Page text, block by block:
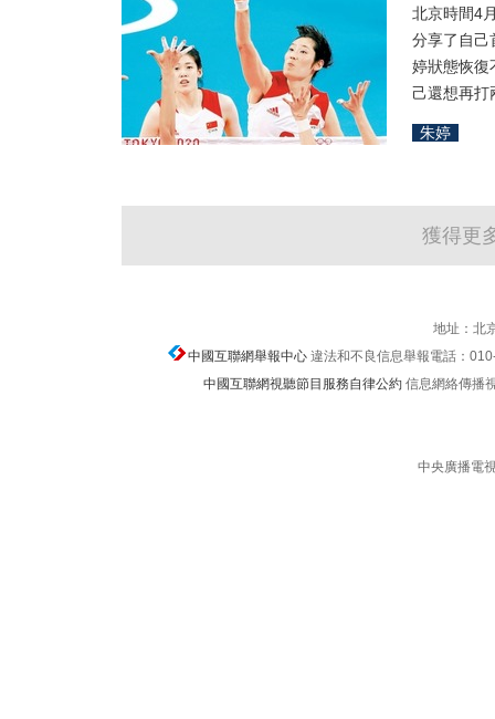
北京時間4
分享了自己
婷狀態恢復
己還想再打
朱婷
獲得更
地址：北
中國互聯網舉報中心違法和不良信息舉報電話：
中國互聯網視聽節目服務自律公約信息網絡傳播
中央廣播電